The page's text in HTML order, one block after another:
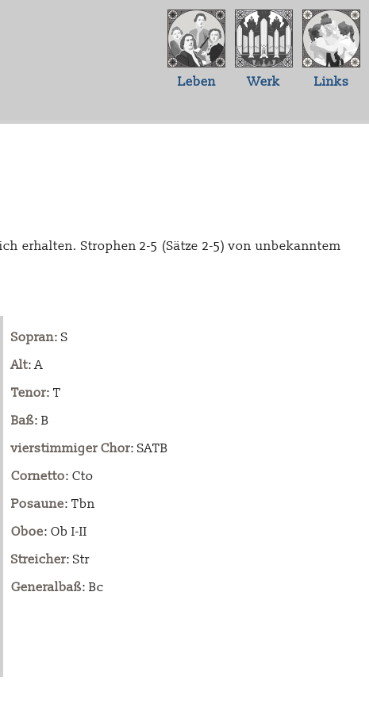
Leben Werk Links
erhalten. Strophen 2-5 (Sätze 2-5) von unbekanntem
Sopran: S
Alt: A
Tenor: T
Baß: B
vierstimmiger Chor: SATB
Cornetto: Cto
Posaune: Tbn
Oboe: Ob I-II
Streicher: Str
Generalbaß: Bc